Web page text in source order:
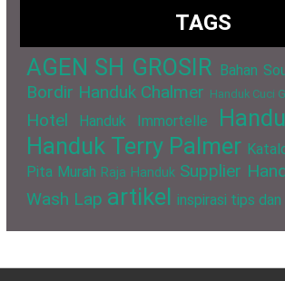
TAGS
AGEN SH GROSIR Bahan
Bordir Handuk Chalmer Handuk Cuci
Hotel
Handuk Immortelle
Handuk Terry Palmer
Pita Murah Raja Handuk Supplier
Wash Lap artikel inspirasi tips dan